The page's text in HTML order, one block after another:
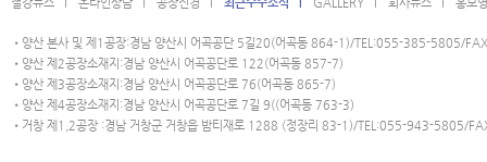
•양산 본사 및 제1공장:경남 양산시 어곡공단 5길20(어곡동 864-1)/TEL:055-385-5805/
•양산 제2공장소재지:경남 양산시 어곡공단로 122(어곡동 857-7)
•양산 제3공장소재지:경남 양산시 어곡공단로 76(어곡동 865-7)
•양산 제4공장소재지:경남 양산시 어곡공단로 7길 9((어곡동 763-3)
•거창 제1,2공장 :경남 거창군 거창읍 밤티재로 1288 (정장리 83-1)/TEL:055-943-5805/